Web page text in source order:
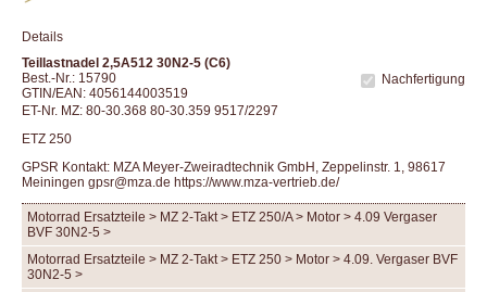
Details
Teillastnadel 2,5A512 30N2-5 (C6)
Nachfertigung
Best.-Nr.: 15790
GTIN/EAN: 4056144003519
ET-Nr. MZ: 80-30.368 80-30.359 9517/2297
ETZ 250
GPSR Kontakt: MZA Meyer-Zweiradtechnik GmbH, Zeppelinstr. 1, 98617
Meiningen gpsr@mza.de https://www.mza-vertrieb.de/
Motorrad Ersatzteile > MZ 2-Takt > ETZ 250/A > Motor > 4.09 Vergaser
BVF 30N2-5 >
Motorrad Ersatzteile > MZ 2-Takt > ETZ 250 > Motor > 4.09. Vergaser BVF
30N2-5 >